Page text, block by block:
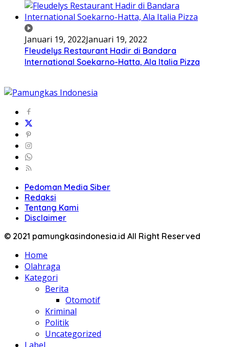
Januari 19, 2022Januari 19, 2022
Fleudelys Restaurant Hadir di Bandara
International Soekarno-Hatta, Ala Italia Pizza
Pedoman Media Siber
Redaksi
Tentang Kami
Disclaimer
© 2021 pamungkasindonesia.id All Right Reserved
Home
Olahraga
Kategori
Berita
Otomotif
Kriminal
Politik
Uncategorized